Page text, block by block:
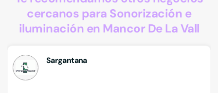
cercanos para Sonorización e
iluminación en Mancor De La Vall
Sargantana